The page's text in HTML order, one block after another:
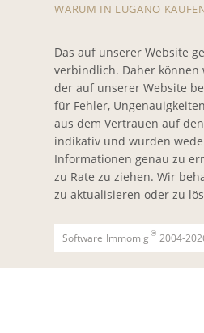
WARUM IN LUGANO
Das auf unserer Website
verbindlich. Daher
der auf unserer Website
für Fehler,
aus dem Vertrauen auf
indikativ und wurden
Informationen genau zu
zu Rate zu ziehen. Wir
zu aktualisieren oder zu
Software Immomig ® 2004-